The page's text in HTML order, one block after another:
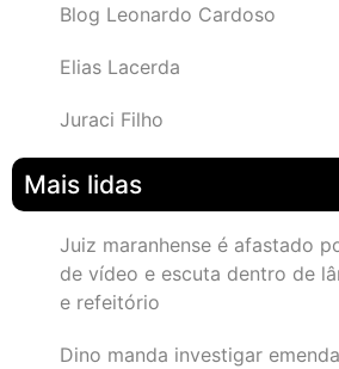
Blog Leonardo Cardoso
Elias Lacerda
Juraci Filho
Mais lidas
Juiz maranhense é afastado
de vídeo e escuta dentro de
e refeitório
Dino manda investigar